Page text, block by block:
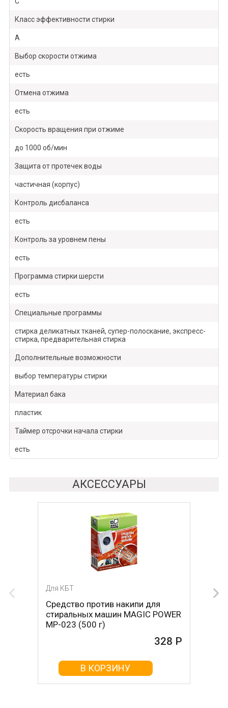
Класс эффективности стирки
A
Выбор скорости отжима
есть
Отмена отжима
есть
Скорость вращения при отжиме
до 1000 об/мин
Защита от протечек воды
частичная (корпус)
Контроль дисбаланса
есть
Контроль за уровнем пены
есть
Программа стирки шерсти
есть
Специальные программы
стирка деликатных тканей, супер-полоскание, экспресс-
стирка, предварительная стирка
Дополнительные возможности
выбор температуры стирки
Материал бака
пластик
Таймер отсрочки начала стирки
есть
АКСЕССУАРЫ
Для КБТ
Средство против накипи для
стиральных машин MAGIC POWER
MP-023 (500 г)
328 Р
В КОРЗИНУ
Для КБТ
Средство против накипи для
стиральных машин BON BN-023
(500 г)
161 Р
В КОРЗИНУ